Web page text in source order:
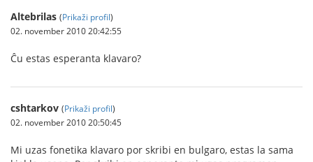
Altebrilas (Prikaži profil)
02. november 2010 20:42:55
Ĉu estas esperanta klavaro?
cshtarkov (Prikaži profil)
02. november 2010 20:50:45
Mi uzas fonetika klavaro por skribi en bulgaro, estas la sama